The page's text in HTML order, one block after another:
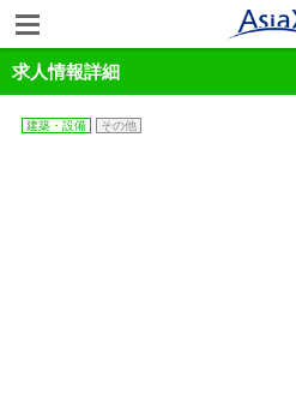
求人情報詳細
建築・設備 その他